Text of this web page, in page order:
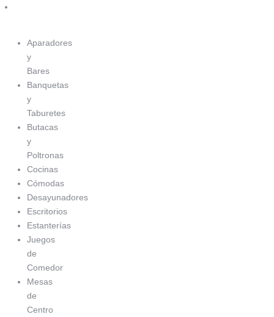
Aparadores
y
Bares
Banquetas
y
Taburetes
Butacas
y
Poltronas
Cocinas
Cómodas
Desayunadores
Escritorios
Estanterías
Juegos
de
Comedor
Mesas
de
Centro